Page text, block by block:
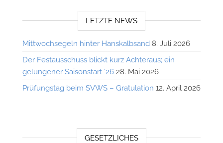
LETZTE NEWS
Mittwochsegeln hinter Hanskalbsand 8. Juli 2026
Der Festausschuss blickt kurz Achteraus; ein
gelungener Saisonstart ´26 28. Mai 2026
Prüfungstag beim SVWS – Gratulation 12. April 2026
GESETZLICHES